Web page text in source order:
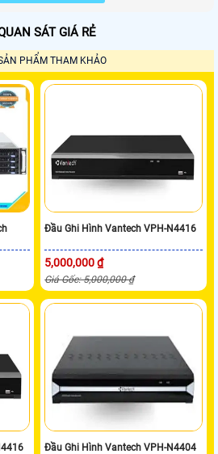
SÁT GIÁ RẺ
PHẨM THAM KHẢO
Đầu Ghi Hình Vantech VPH-N4416
5,000,000 ₫
Giá Gốc: 5,000,000 ₫
Đầu Ghi Hình Vantech VPH-N4404